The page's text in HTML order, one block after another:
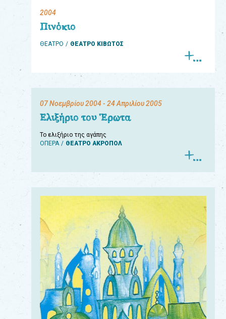
2004
Πινόκιο
ΘΕΑΤΡΟ ΘΕΑΤΡΟ ΚΙΒΩΤΟΣ
07 Νοεμβρίου 2004- 24 Απριλίου 2005
Ελιξήριο του Έρωτα
Το ελιξήριο της αγάπης
ΟΠΕΡΑ
ΘΕΑΤΡΟ ΑΚΡΟΠΟΛ
eshop
Παιχνίδια
Παρακολούθηση
παραγγελίας